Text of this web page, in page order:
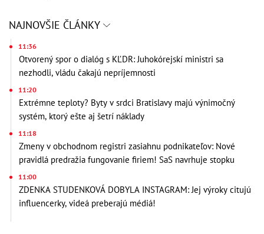
NAJNOVŠIE ČLÁNKY
11:36
Otvorený spor o dialóg s KĽDR: Juhokórejskí ministri sa
nezhodli, vládu čakajú nepríjemnosti
11:20
Extrémne teploty? Byty v srdci Bratislavy majú výnimočný
systém, ktorý ešte aj šetrí náklady
11:18
Zmeny v obchodnom registri zasiahnu podnikateľov: Nové
pravidlá predražia fungovanie firiem! SaS navrhuje stopku
11:00
ZDENKA STUDENKOVÁ DOBYLA INSTAGRAM: Jej výroky citujú
influencerky, videá preberajú médiá!